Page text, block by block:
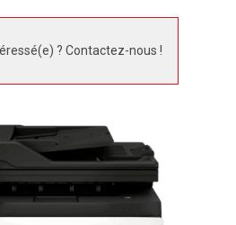
? Contactez-nous !